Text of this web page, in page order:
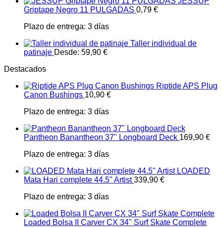
Griptape Negro 11 PULGADAS 0,79 €
Plazo de entrega: 3 días
Taller individual de
patinaje Desde: 59,90 €
Destacados
Riptide APS Plug
Canon Bushings 10,90 €
Plazo de entrega: 3 días
Pantheon Banantheon 37" Longboard Deck 169,90 €
Plazo de entrega: 3 días
LOADED
Mata Hari complete 44.5" Artist 339,90 €
Plazo de entrega: 3 días
Loaded Bolsa II Carver CX 34" Surf Skate Complete